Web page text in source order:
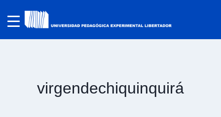
virgendechiquinquirá